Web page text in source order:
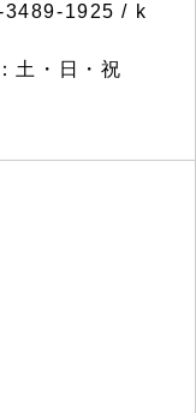
3489-1925 / k
土・日・祝